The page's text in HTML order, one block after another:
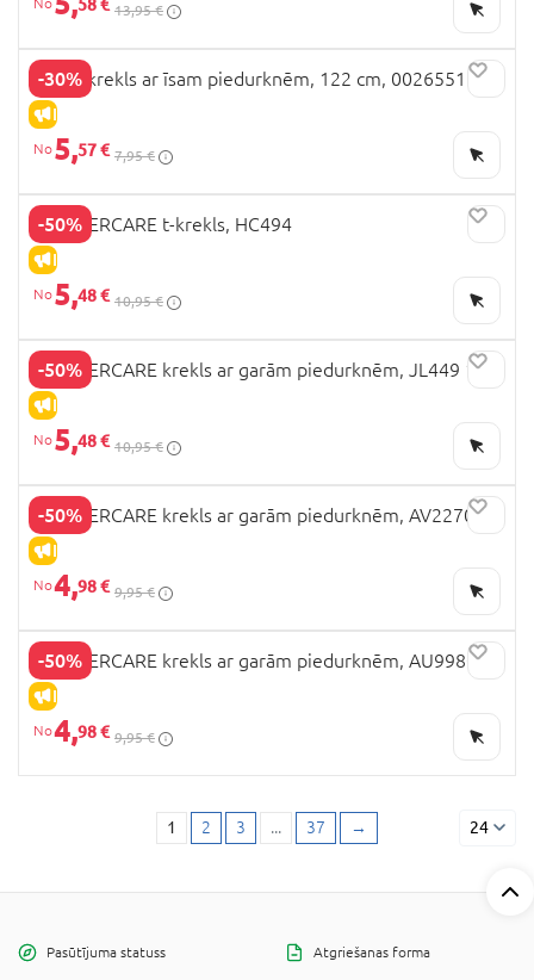
13,95 €
-30%
IZPĀRDOŠANA
OVS t-krekls ar īsam piedurknēm, 122 cm, 002655114
5,57 € 7,95 €
-50%
IZPĀRDOŠANA
MOTHERCARE t-krekls, HC494
5,48 € 10,95 €
-50%
IZPĀRDOŠANA
MOTHERCARE krekls ar garām piedurknēm, JL449 116
5,48 € 10,95 €
-50%
IZPĀRDOŠANA
MOTHERCARE krekls ar garām piedurknēm, AV22701
cm
4,98 € 9,95 €
-50%
IZPĀRDOŠANA
MOTHERCARE krekls ar garām piedurknēm, AU99801
cm
4,98 € 9,95 €
1 2 3 ... 37 → 24
Pasūtījuma statuss Atgriešanas forma